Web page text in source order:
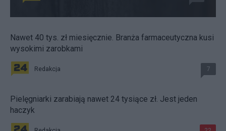
Nawet 40 tys. zł miesięcznie. Branża farmaceutyczna kusi
wysokimi zarobkami
Redakcja 7
Pielęgniarki zarabiają nawet 24 tysiące zł. Jest jeden
haczyk